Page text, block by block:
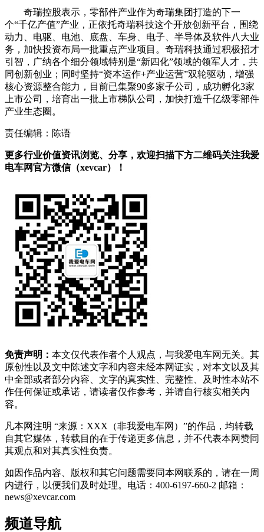
奇瑞控股表示，零部件产业作为奇瑞集团打造的下一
个“千亿产值”产业，正依托奇瑞科技这个开放创新平台，围绕
动力、电驱、电池、底盘、车身、电子、半导体及软件八大业
务，加快投资布局一批重点产业项目。奇瑞科技通过积极招才
引智，广纳各个细分领域特别是“新四化”领域的领军人才，共
同创新创业；同时坚持“资本运作+产业运营”双轮驱动，增强
核心资源整合能力，目前已集聚90多家子公司，成功孵化3家
上市公司，培育出一批上市梯队公司，加快打造千亿级零部件
产业生态圈。
责任编辑：陈语
更多行业价值资讯浏览、分享，欢迎扫描下方二维码关注我爱
电车网官方微信（xevcar）！
免责声明： 本文仅代表作者个人观点，与我爱电车网无关。其
原创性以及文中陈述文字和内容未经本网证实，对本文以及其
中全部或者部分内容、文字的真实性、完整性、及时性本站不
作任何保证或承诺，请读者仅作参考，并请自行核实相关内
容。
凡本网注明 “来源：XXX（非我爱电车网）”的作品，均转载
自其它媒体，转载目的在于传递更多信息，并不代表本网赞同
其观点和对其真实性负责。
如因作品内容、版权和其它问题需要同本网联系的，请在一周
内进行，以便我们及时处理。电话：400-6197-660-2 邮箱：
news@xevcar.com
频道导航